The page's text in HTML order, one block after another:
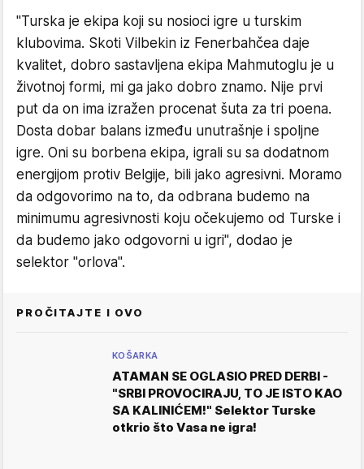
"Turska je ekipa koji su nosioci igre u turskim
klubovima. Skoti Vilbekin iz Fenerbahčea daje
kvalitet, dobro sastavljena ekipa Mahmutoglu je u
životnoj formi, mi ga jako dobro znamo. Nije prvi
put da on ima izražen procenat šuta za tri poena.
Dosta dobar balans između unutrašnje i spoljne
igre. Oni su borbena ekipa, igrali su sa dodatnom
energijom protiv Belgije, bili jako agresivni. Moramo
da odgovorimo na to, da odbrana budemo na
minimumu agresivnosti koju očekujemo od Turske i
da budemo jako odgovorni u igri", dodao je
selektor "orlova".
PROČITAJTE I OVO
KOŠARKA
ATAMAN SE OGLASIO PRED DERBI -
"SRBI PROVOCIRAJU, TO JE ISTO KAO
SA KALINIĆEM!" Selektor Turske
otkrio što Vasa ne igra!